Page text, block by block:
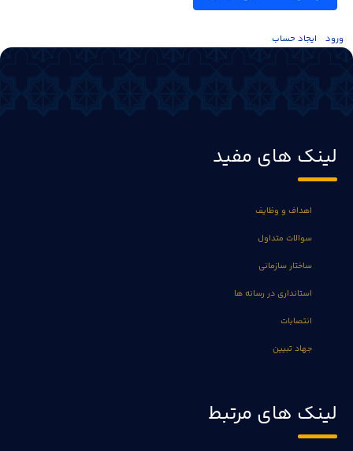
ورود ايجاد حساب
لینک های مفید
اهداف و وظایف
سوالات متداول
ساختار سازمانی
استانداری در رسانه ها
انتصابات
جهاد تبیین
لینک های مرتبط